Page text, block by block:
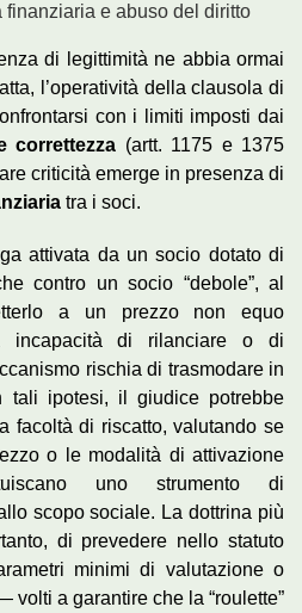
finanziaria e abuso del diritto
di legittimità ne abbia ormai
l’operatività della clausola di
con i limiti imposti dai
correttezza (artt. 1175 e 1375
criticità emerge in presenza di
tra i soci.
attivata da un socio dotato di
contro un socio “debole”, al
a un prezzo non equo
incapacità di rilanciare o di
rischia di trasmodare in
tali ipotesi, il giudice potrebbe
facoltà di riscatto, valutando se
o le modalità di attivazione
uno strumento di
scopo sociale. La dottrina più
di prevedere nello statuto
minimi di valutazione o
volti a garantire che la “roulette”